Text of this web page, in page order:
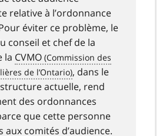
relative à l’ordonnance
éviter ce problème, le
conseil et chef de la
la CVMO
, dans le
actuelle, rend
des ordonnances
que cette personne
aux comités d’audience.